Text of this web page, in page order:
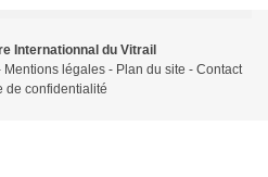
Internationnal du Vitrail
Mentions légales Plan du site
Contact
de confidentialité